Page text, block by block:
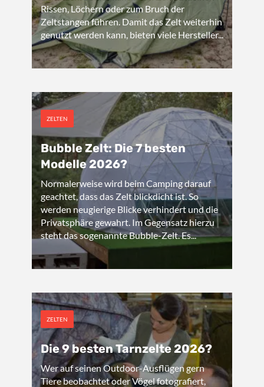
Rissen, Löchern oder zum Bruch der
Zeltstangen führen. Damit das Zelt weiterhin
genutzt werden kann, bieten viele Hersteller...
ZELTEN
Bubble Zelt: Die 7 besten
Modelle 2026?
Normalerweise wird beim Camping darauf
geachtet, dass das Zelt blickdicht ist. So
werden neugierige Blicke verhindert und die
Privatsphäre gewahrt. Im Gegensatz hierzu
steht das sogenannte Bubble-Zelt. Es...
ZELTEN
Die 9 besten Tarnzelte 2026?
Wer auf seinen Outdoor-Ausflügen gern
Tiere beobachtet oder Vögel fotografiert,